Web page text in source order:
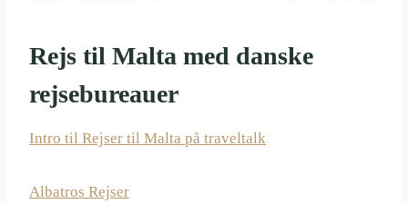
Rejs til Malta med danske
rejsebureauer
Intro til Rejser til Malta på traveltalk
Albatros Rejser